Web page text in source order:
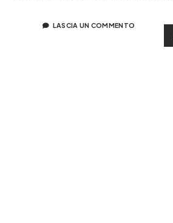
LASCIA UN COMMENTO